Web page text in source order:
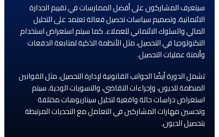
سيتعرف المشاركون على أفضل الممارسات في تقييم الجدارة
الائتمانية، وتصميم سياسات تحصيل فعالة تعتمد على التحليل
المالي والسلوك الائتماني للعملاء. كما سيتم استعراض استخدام
التكنولوجيا في التحصيل، مثل الأنظمة الذكية لمتابعة الدفعات
وأتمتة عمليات التحصيل.
تشمل الدورة أيضًا الجوانب القانونية لإدارة التحصيل، مثل القوانين
المنظمة للديون، وإجراءات التقاضي، والتسويات الودية. سيتم
استعراض دراسات حالة واقعية لتحليل سيناريوهات مختلفة
وتحسين مهارات المشاركين في التعامل مع التحديات المرتبطة
بتحصيل الديون.